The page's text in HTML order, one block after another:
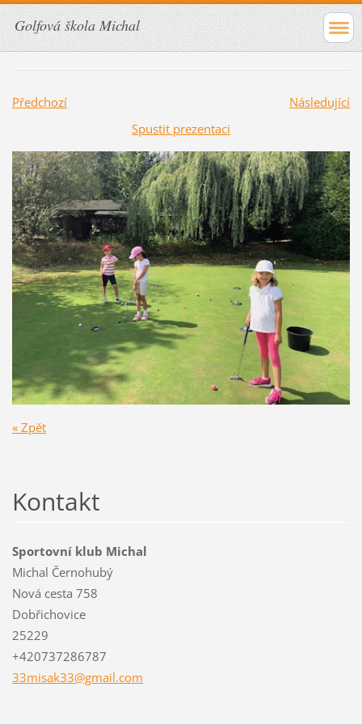
Golfová škola Michal
Předchozí
Následující
Spustit prezentaci
« Zpět
Kontakt
Sportovní klub Michal
Michal Černohubý
Nová cesta 758
Dobřichovice
25229
+420737286787
33misak33@gmail.com